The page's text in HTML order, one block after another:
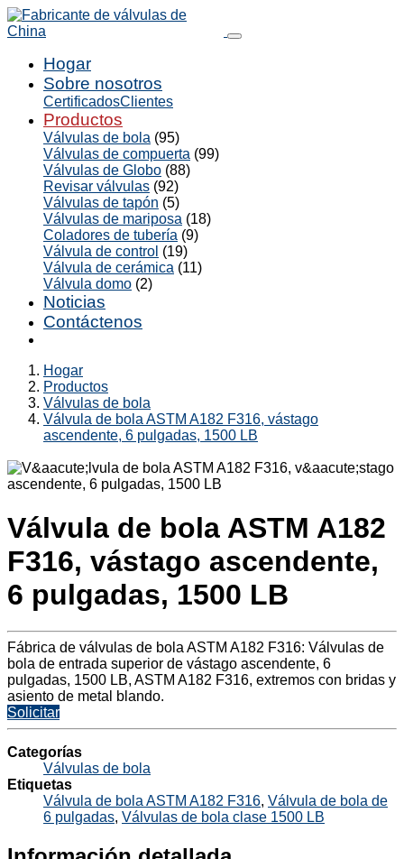
Hogar
Sobre nosotros
CertificadosClientes
Productos
Válvulas de bola (95)
Válvulas de compuerta (99)
Válvulas de Globo (88)
Revisar válvulas (92)
Válvulas de tapón (5)
Válvulas de mariposa (18)
Coladores de tubería (9)
Válvula de control (19)
Válvula de cerámica (11)
Válvula domo (2)
Noticias
Contáctenos
Hogar
Productos
Válvulas de bola
Válvula de bola ASTM A182 F316, vástago
ascendente, 6 pulgadas, 1500 LB
Válvula de bola ASTM A182
F316, vástago ascendente,
6 pulgadas, 1500 LB
Fábrica de válvulas de bola ASTM A182 F316: Válvulas de
bola de entrada superior de vástago ascendente, 6
pulgadas, 1500 LB, ASTM A182 F316, extremos con bridas y
asiento de metal blando.
Solicitar
Categorías
Válvulas de bola
Etiquetas
Válvula de bola ASTM A182 F316, Válvula de bola de
6 pulgadas, Válvulas de bola clase 1500 LB